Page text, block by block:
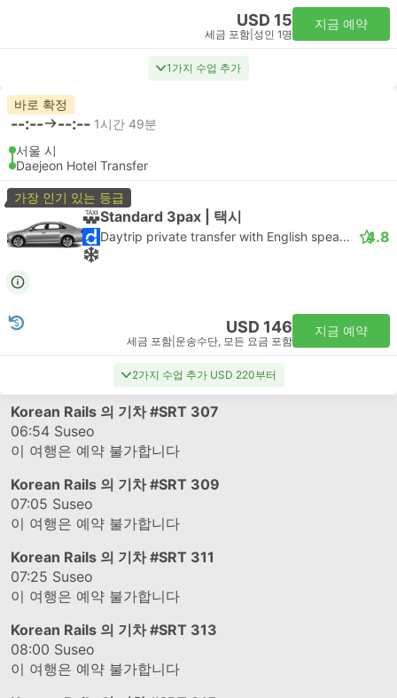
USD 15
세금 포함 성인 1명
지금 예약
1가지 수업 추가
바로 확정
--:-- --:-- 1시간 49분
서울 시
Daejeon Hotel Transfer
가장 인기 있는 등급
Standard 3pax | 택시
Daytrip private transfer with English speaking driver 4.8
USD 146
세금 포함 운송수단, 모든 요금 포함
지금 예약
2가지 수업 추가 USD 220부터
Korean Rails 의 기차#SRT 307
06:54 Suseo
이 여행은 예약 불가합니다
Korean Rails 의 기차#SRT 309
07:05 Suseo
이 여행은 예약 불가합니다
Korean Rails 의 기차#SRT 311
07:25 Suseo
이 여행은 예약 불가합니다
Korean Rails 의 기차#SRT 313
08:00 Suseo
이 여행은 예약 불가합니다